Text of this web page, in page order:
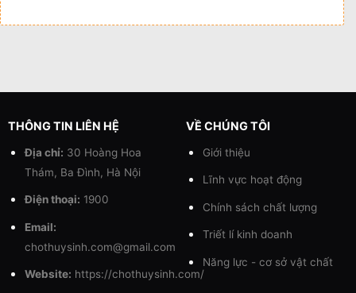
THÔNG TIN LIÊN HỆ
Địa chỉ: 30 Hoàng Hoa
Thám, Ba Đình, Hà Nội
Điện thoại: 1900
Email:
chothuysinh.com@gmail.com
Website: https://chothuysinh.com/
VỀ CHÚNG TÔI
Giới thiệu
Lĩnh vực hoạt động
Chính sách chất lượng
Triết lí kinh doanh
Năng lực - cơ sở vật chất